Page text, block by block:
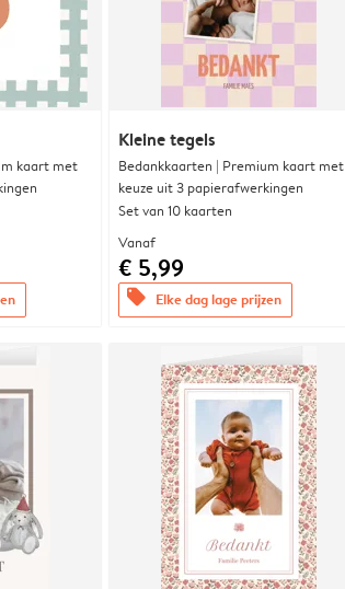
kaart met
Kleine tegels
Bedankkaarten | Premium kaart met
keuze uit 3 papierafwerkingen
Set van 10 kaarten
Vanaf
€ 5,99
offers Elke dag lage prijzen